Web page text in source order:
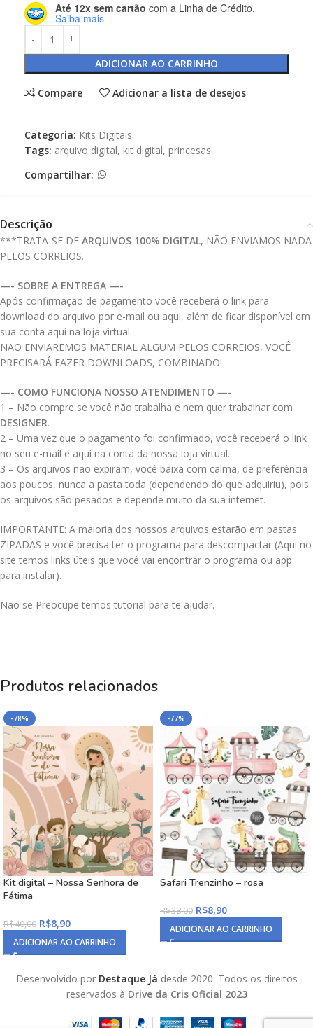
Até 12x sem cartão com a Linha de Crédito.
Saiba mais
ADICIONAR AO CARRINHO
Compare Adicionar a lista de desejos
Categoria: Kits Digitais
Tags: arquivo digital, kit digital, princesas
Compartilhar:
Descrição
***TRATA-SE DE ARQUIVOS 100% DIGITAL, NÃO ENVIAMOS NADA
PELOS CORREIOS.
—- SOBRE A ENTREGA —-
Após confirmação de pagamento você receberá o link para
download do arquivo por e-mail ou aqui, além de ficar disponível em
sua conta aqui na loja virtual.
NÃO ENVIAREMOS MATERIAL ALGUM PELOS CORREIOS, VOCÊ
PRECISARÁ FAZER DOWNLOADS, COMBINADO!
—- COMO FUNCIONA NOSSO ATENDIMENTO —-
1 – Não compre se você não trabalha e nem quer trabalhar com
DESIGNER.
2 – Uma vez que o pagamento foi confirmado, você receberá o link
no seu e-mail e aqui na conta da nossa loja virtual.
3 – Os arquivos não expiram, você baixa com calma, de preferência
aos poucos, nunca a pasta toda (dependendo do que adquiriu), pois
os arquivos são pesados e depende muito da sua internet.
IMPORTANTE: A maioria dos nossos arquivos estarão em pastas
ZIPADAS e você precisa ter o programa para descompactar (Aqui no
site temos links úteis que você vai encontrar o programa ou app
para instalar).
Não se Preocupe temos tutorial para te ajudar.
Produtos relacionados
-78%
Kit digital – Nossa Senhora de
Fátima
R$40,00 R$8,90
ADICIONAR AO CARRINHO
-77%
Safari Trenzinho – rosa
R$38,00 R$8,90
ADICIONAR AO CARRINHO
Desenvolvido por Destaque Já desde 2020. Todos os direitos
reservados à Drive da Cris Oficial 2023